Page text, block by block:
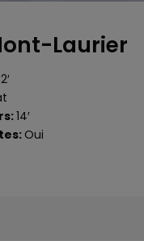
Laurier
14′
Oui